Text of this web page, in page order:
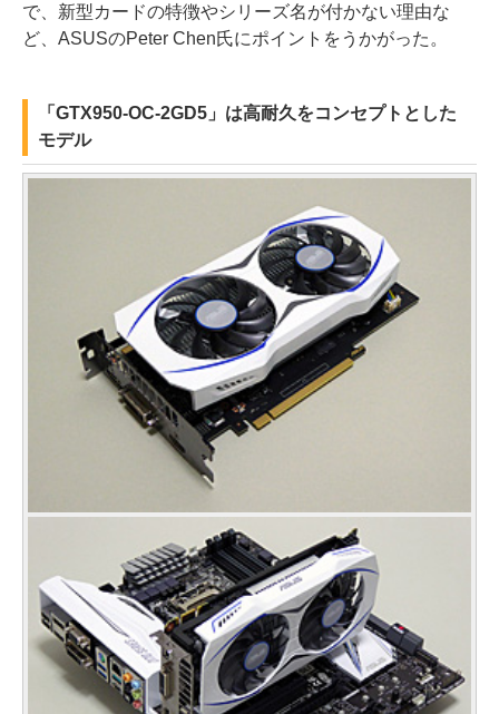
で、新型カードの特徴やシリーズ名が付かない理由な
ど、ASUSのPeter Chen氏にポイントをうかがった。
「GTX950-OC-2GD5」は高耐久をコンセプトとした
モデル